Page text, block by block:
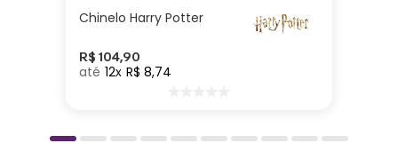
Passar com temperatura máxima de 110°
Não alvejar.
Permitido uso de centrifuga e máquina
Temperatura máxima de lavagem 40°.
Chinelo Harry Potter
R$ 104,90
12 R$ 8,74